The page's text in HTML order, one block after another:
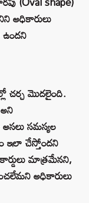
అధికారులు
ఉందని
చర్చ మొదలైంది.
సమస్యల
ఇలా చేస్తోందని
మాత్రమేనని,
అధికారులు